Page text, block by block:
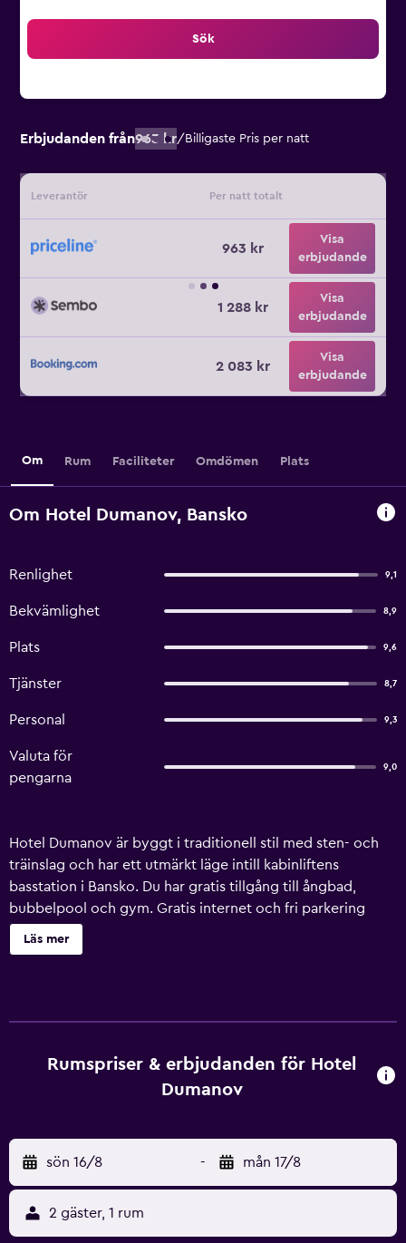
Sök
Erbjudanden från963 kr/ Billigaste Pris per natt
Leverantör Per natt totalt
963 kr
Visa
erbjudande
1 288 kr
Visa
erbjudande
2 083 kr
Visa
erbjudande
Om Rum Faciliteter Omdömen Plats
Om Hotel Dumanov, Bansko
Renlighet 9,1
Bekvämlighet 8,9
Plats 9,6
Tjänster 8,7
Personal 9,3
Valuta för
pengarna
9,0
Hotel Dumanov är byggt i traditionell stil med sten- och
träinslag och har ett utmärkt läge intill kabinliftens
basstation i Bansko. Du har gratis tillgång till ångbad,
bubbelpool och gym. Gratis internet och fri parkering
ingår också. Massage erbjuds på begäran och mot en extra
avgift. Skidliften ligger inom 150 meter. Varje rum har
utomhus och serverar ett rikt urval av grill- och barbecue-
specialiteter från Bansko, tillsammans med regionala viner.
kostnad. Du kan åka skidor direkt till dörren. Andra
utomhusaktiviteter som erbjuds i området är fiske,
vandring, cykling och ridning. En golfbana ligger knappt 3
km bort. Banskos centrum kan nås inom 1 km och där finns
ett brett utbud av restauranger och kaféer. Busstationen
Läs mer
Rumspriser & erbjudanden för Hotel
Dumanov
sön 16/8 - mån 17/8
2 gäster, 1 rum